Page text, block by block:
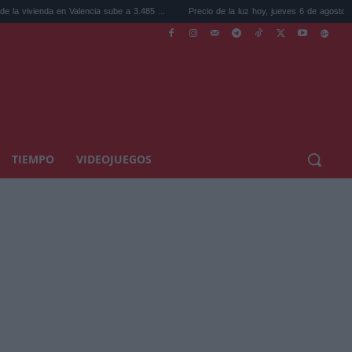
Valencia sube a 3.485 ... Precio de la luz hoy, jueves 6 de agosto: la hora ...
TIEMPO VIDEOJUEGOS